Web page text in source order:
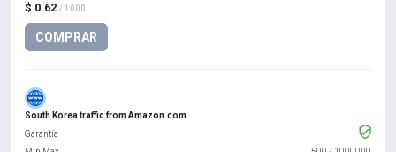
$ 0.62 / 1000
COMPRAR
South Korea traffic from Amazon.com
Garantía